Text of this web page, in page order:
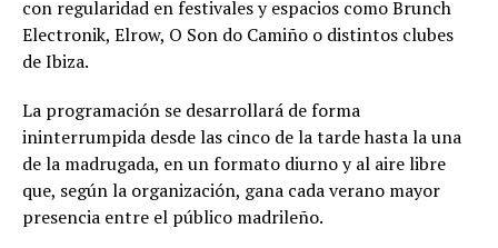
con regularidad en festivales y espacios como Brunch
Electronik, Elrow, O Son do Camiño o distintos clubes
de Ibiza.
La programación se desarrollará de forma
ininterrumpida desde las cinco de la tarde hasta la una
de la madrugada, en un formato diurno y al aire libre
que, según la organización, gana cada verano mayor
presencia entre el público madrileño.